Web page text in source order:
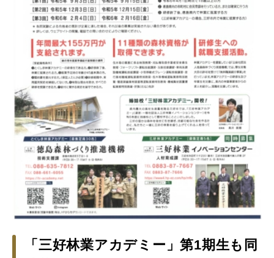
「三好林業アカデミー」第1期生も同